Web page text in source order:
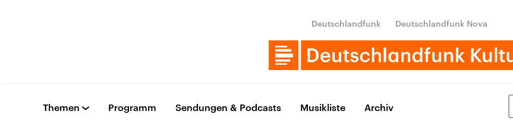
Deutschlandfunk Deutschlandfunk Nova
Themen Programm Sendungen & Podcasts Musikliste Archiv